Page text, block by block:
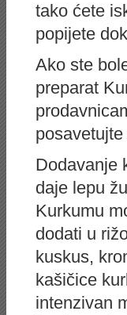
tako ćete
popijete
Ako ste
preparat
Dodavanje
daje lepu
Kurkumu
dodati u
kuskus,
kašičice
intenzivan